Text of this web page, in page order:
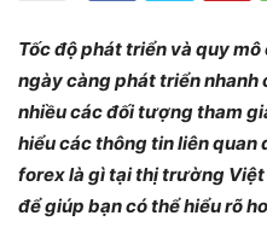
Tốc độ phát triển và quy
ngày càng phát triển
nhiều các đối tượng tham
hiểu các thông tin liên
forex là gì tại thị trường
để giúp bạn có thể hiểu rõ